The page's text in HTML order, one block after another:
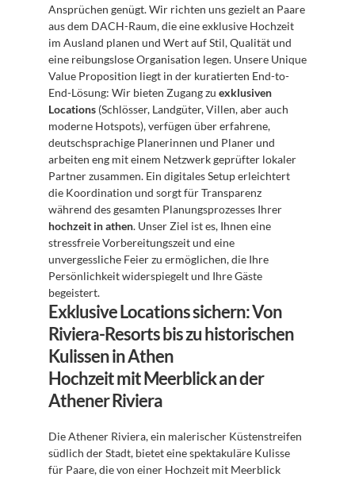
Ansprüchen genügt. Wir richten uns gezielt an Paare
aus dem DACH-Raum, die eine exklusive Hochzeit
im Ausland planen und Wert auf Stil, Qualität und
eine reibungslose Organisation legen. Unsere Unique
Value Proposition liegt in der kuratierten End-to-
End-Lösung: Wir bieten Zugang zu exklusiven
Locations (Schlösser, Landgüter, Villen, aber auch
moderne Hotspots), verfügen über erfahrene,
deutschsprachige Planerinnen und Planer und
arbeiten eng mit einem Netzwerk geprüfter lokaler
Partner zusammen. Ein digitales Setup erleichtert
die Koordination und sorgt für Transparenz
hochzeit in athen. Unser Ziel ist es, Ihnen eine
stressfreie Vorbereitungszeit und eine
unvergessliche Feier zu ermöglichen, die Ihre
Persönlichkeit widerspiegelt und Ihre Gäste
begeistert.
Exklusive Locations sichern: Von
Riviera-Resorts bis zu historischen
Kulissen in Athen
Hochzeit mit Meerblick an der
Athener Riviera
Die Athener Riviera, ein malerischer Küstenstreifen
südlich der Stadt, bietet eine spektakuläre Kulisse
für Paare, die von einer Hochzeit mit Meerblick